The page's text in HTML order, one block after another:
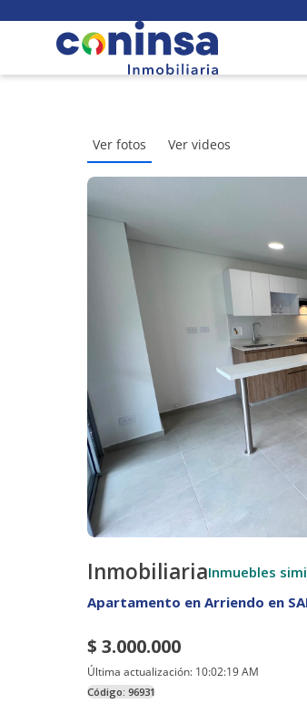
Ver fotos Ver videos
InmobiliariaInmuebles
Apartamento en Arriendo en
$ 3.000.000
Última actualización: 10:02:19 AM
Código: 96931